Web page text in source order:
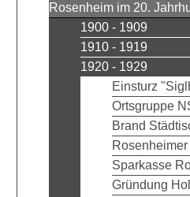
Rosenheim im 20.
1900 - 1909
1910 - 1919
1920 - 1929
Einsturz
Ortsgruppe
Brand
Sparkasse
Gründung